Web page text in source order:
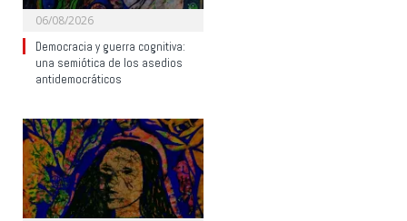
06/08/2026
Democracia y guerra cognitiva:
una semiótica de los asedios
antidemocráticos